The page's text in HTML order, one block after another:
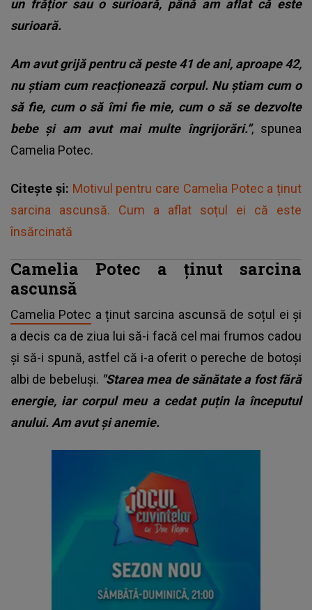
un frățior sau o surioară, până am aflat că este
surioară.
Am avut grijă pentru că peste 41 de ani, aproape 42,
nu știam cum reacționează corpul. Nu știam cum o
să fie, cum o să îmi fie mie, cum o să se dezvolte
bebe și am avut mai multe îngrijorări.”, spunea
Camelia Potec.
Citește și: Motivul pentru care Camelia Potec a ținut
sarcina ascunsă. Cum a aflat soțul ei că este
însărcinată
Camelia Potec a ținut sarcina
ascunsă
Camelia Potec a ținut sarcina ascunsă de soțul ei și
a decis ca de ziua lui să-i facă cel mai frumos cadou
și să-i spună, astfel că i-a oferit o pereche de botoși
albi de bebeluși. "Starea mea de sănătate a fost fără
energie, iar corpul meu a cedat puțin la începutul
anului. Am avut și anemie.